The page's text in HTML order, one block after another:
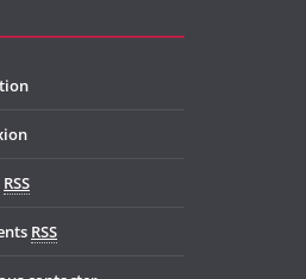
RSS
RSS